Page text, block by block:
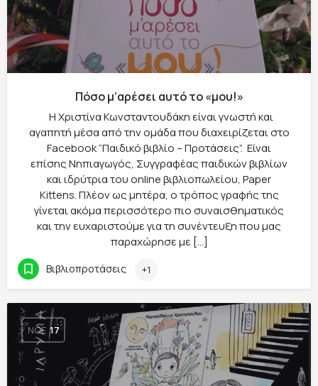
Πόσο μ’αρέσει αυτό το «μου!»
Η Χριστίνα Κωνσταντουδάκη είναι γνωστή και
αγαπητή μέσα από την ομάδα που διαχειρίζεται στο
Facebook “Παιδικό βιβλίο – Προτάσεις”. Είναι
επίσης Νηπιαγωγός, Συγγραφέας παιδικών βιβλίων
και ιδρύτρια του online βιβλιοπωλείου, Paper
Kittens. Πλέον ως μητέρα, ο τρόπος γραφής της
γίνεται ακόμα περισσότερο πιο συναισθηματικός
και την ευχαριστούμε για τη συνέντευξη που μας
παραχώρησε με […]
Βιβλιοπροτάσεις +1
ΝΟΈ 17